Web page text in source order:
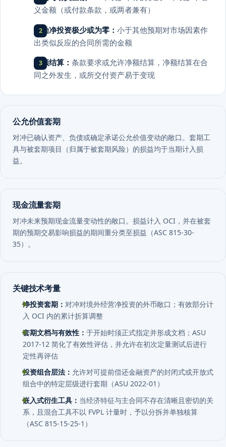
义金额（或付款条款，或两者兼有）
初始净投资极少或为零： 小于其他预期对市场因素作
出类似反应的合同所需的金额
净额结算： 条款要求或允许净额结算，净额结算在合
同之外发生，或所交付资产易于变现
公允价值套期
对冲已确认资产、负债或确定承诺公允价值变动的敞口。套期工
具与被套期项目（归属于被套期风险）的损益均于当期计入损
益。
现金流量套期
对冲未来预期现金流量变动性的敞口。损益计入 OCI，并在被套
期的预期交易影响损益的期间重分类至损益（ASC 815-30-
35）。
关键技术考量
净投资套期： 对冲对境外经营净投资的外币敞口；有效部分计
入 OCI 内的累计折算调整
套期文档与有效性： 于开始时须正式指定并形成文档；ASU
2017-12 简化了有效性评估，并允许在初次定量测试后进行
定性再评估
投资组合层法： 允许对可提前偿还金融资产的封闭式或开放式
组合中的特定层级进行套期（ASU 2022-01）
嵌入式衍生工具： 当经济特征与主合同不存在清晰且密切的关
系，且混合工具不以 FVPL 计量时，予以分拆并单独核算
（ASC 815-15-25-1）